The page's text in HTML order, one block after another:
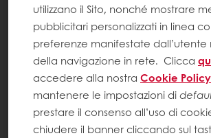
utilizzano il Sito, nonché mostrare
pubblicitari personalizzati in linea
preferenze manifestate dall’utente
della navigazione in rete. Clicca
accedere alla nostra Cookie Policy
mantenere le impostazioni di
prestare il consenso all’uso di
chiudere il banner cliccando sul